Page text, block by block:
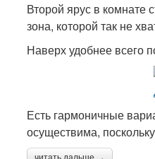
Второй ярус в комнате
зона, которой так не
Наверх удобнее всего
Есть гармоничные
осуществима,